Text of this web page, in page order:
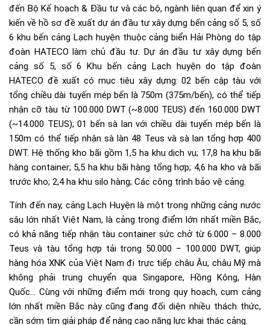
đến Bộ Kế hoạch & Đầu tư và các bộ, ngành liên quan để xin ý
kiến về hồ sơ đề xuất dự án đầu tư xây dựng bến cảng số 5, số
6 khu bến cảng Lạch huyện thuộc cảng biển Hải Phòng do tập
đoàn HATECO làm chủ đầu tư. Dự án đầu tư xây dựng bến
cảng số 5, số 6 Khu bến cảng Lạch huyện do tập đoàn
HATECO đề xuất có mục tiêu xây dựng: 02 bến cập tàu với
tổng chiều dài tuyến mép bến là 750m (375m/bến), có thể tiếp
nhận cỡ tàu từ 100.000 DWT (~8.000 TEUS) đến 160.000 DWT
(~14.000 TEUS); 01 bến sà lan với chiều dài tuyến mép bến là
150m có thể tiếp nhận sà làn 48 Teus và sà lan tổng hợp 400
DWT. Hệ thống kho bãi gồm 1,5 ha khu dịch vụ; 17,8 ha khu bãi
hàng container; 5,5 ha khu bãi hàng tổng hợp; 4,6 ha kho và bãi
trước kho; 2,4 ha khu silo hàng; Các công trình bảo vệ cảng.
Tính đến nay, cảng Lạch Huyện là một trong những cảng nước
sâu lớn nhất Việt Nam, là cảng trọng điểm lớn nhất miền Bắc,
có khả năng tiếp nhận tàu container sức chở từ 6.000 – 8.000
Teus và tàu tổng hợp tải trọng 50.000 – 100.000 DWT, giúp
hàng hóa XNK của Việt Nam đi trực tiếp châu Âu, châu Mỹ mà
không phải trung chuyển qua Singapore, Hồng Kông, Hàn
Quốc… Cùng với những điểm mới trong quy hoạch, cụm cảng
lớn nhất miền Bắc này cũng đang đối diện nhiều thách thức,
cần sớm tìm giải pháp để nâng cao năng lực khai thác cảng.